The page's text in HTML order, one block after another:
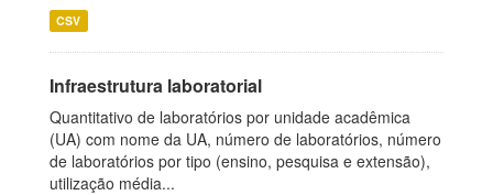
CSV
Infraestrutura laboratorial
Quantitativo de laboratórios por unidade acadêmica
(UA) com nome da UA, número de laboratórios, número
de laboratórios por tipo (ensino, pesquisa e extensão),
utilização média...